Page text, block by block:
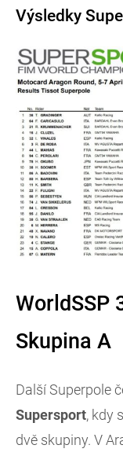
Výsledky
WorldSSP
Skupina A
Další Superpole
Supersport, kdy
dvě skupiny. V